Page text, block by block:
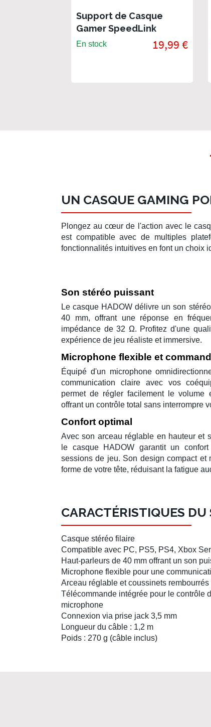
Support de Casque
Gamer SpeedLink
Excedo
En stock 19,99 €
UN CASQUE GAMING
Plongez au cœur de l'action avec le
est compatible avec de multiples
fonctionnalités intuitives en font un choix
Son stéréo puissant
Lecasque HADOW délivre un son
40 mm, offrant une réponse en
impédance de32 Ω. Profitez d'une
expérience de jeu réaliste et immersive.
Microphone flexible et
Équipé d'un microphone
communication claire avec vos
permet de régler facilement le volume
offrant un contrôle total sans interrompre
Confort optimal
Avec son arceau réglable en hauteur et
le casque HADOW garantit un
sessions de jeu. Son design compact et
forme de votre tête, réduisant la fatigue
CARACTÉRISTIQUES
Casque stéréo filaire
Compatible avec PC, PS5, PS4, Xbox
Haut-parleurs de 40 mm offrant un son
Microphone flexible pour une
Arceau réglable etcoussinets rembourrés
Télécommande intégrée pour le contrôle
microphone
Connexion via prise jack 3,5 mm
Longueur du câble : 1,2 m
Poids : 270 g (câble inclus)